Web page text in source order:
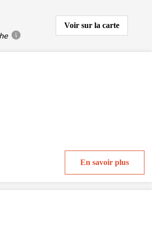
Voir sur la carte
En savoir plus